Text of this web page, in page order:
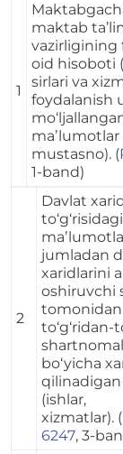
1
maktab
vazirligining
oid hisoboti
sirlari va
foydalanish
mustasno). (
1-band)
2
Davlat
to‘g‘risidagi
jumladan
xaridlarini
oshiruvchi
tomonidan
to‘g‘ridan-
bo‘yicha
(ishlar,
xizmatlar). (
6247, 3-